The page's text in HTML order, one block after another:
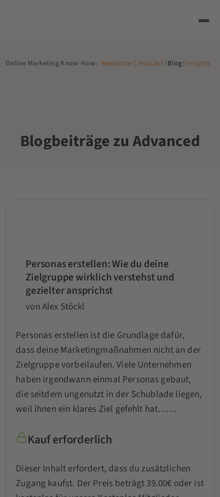
Online Marketing Know-How: Newsletter| Podcast| Blog| Insights
Blogbeiträge zu Advanced
Personas erstellen: Wie du deine
Zielgruppe wirklich verstehst und
gezielter ansprichst
von Alex Stöckl
Personas erstellen ist die Grundlage dafür,
dass deine Marketingmaßnahmen nicht an der
Zielgruppe vorbeilaufen. Viele Unternehmen
haben irgendwann einmal Personas gebaut,
die seitdem ungenutzt in der Schublade liegen,
weil ihnen ein klares Ziel gefehlt hat…....
Kauf erforderlich
Dieser Inhalt erfordert, dass du zusätzlichen
Zugang kaufst. Der Preis beträgt 39.00€ oder ist